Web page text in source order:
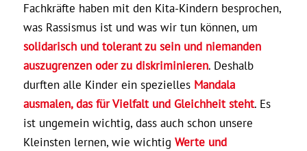
Fachkräfte haben mit den Kita-Kindern besprochen,
was Rassismus ist und was wir tun können, um
solidarisch und tolerant zu sein und niemanden
auszugrenzen oder zu diskriminieren. Deshalb
durften alle Kinder ein spezielles Mandala
ausmalen, das für Vielfalt und Gleichheit steht. Es
ist ungemein wichtig, dass auch schon unsere
Kleinsten lernen, wie wichtig Werte und